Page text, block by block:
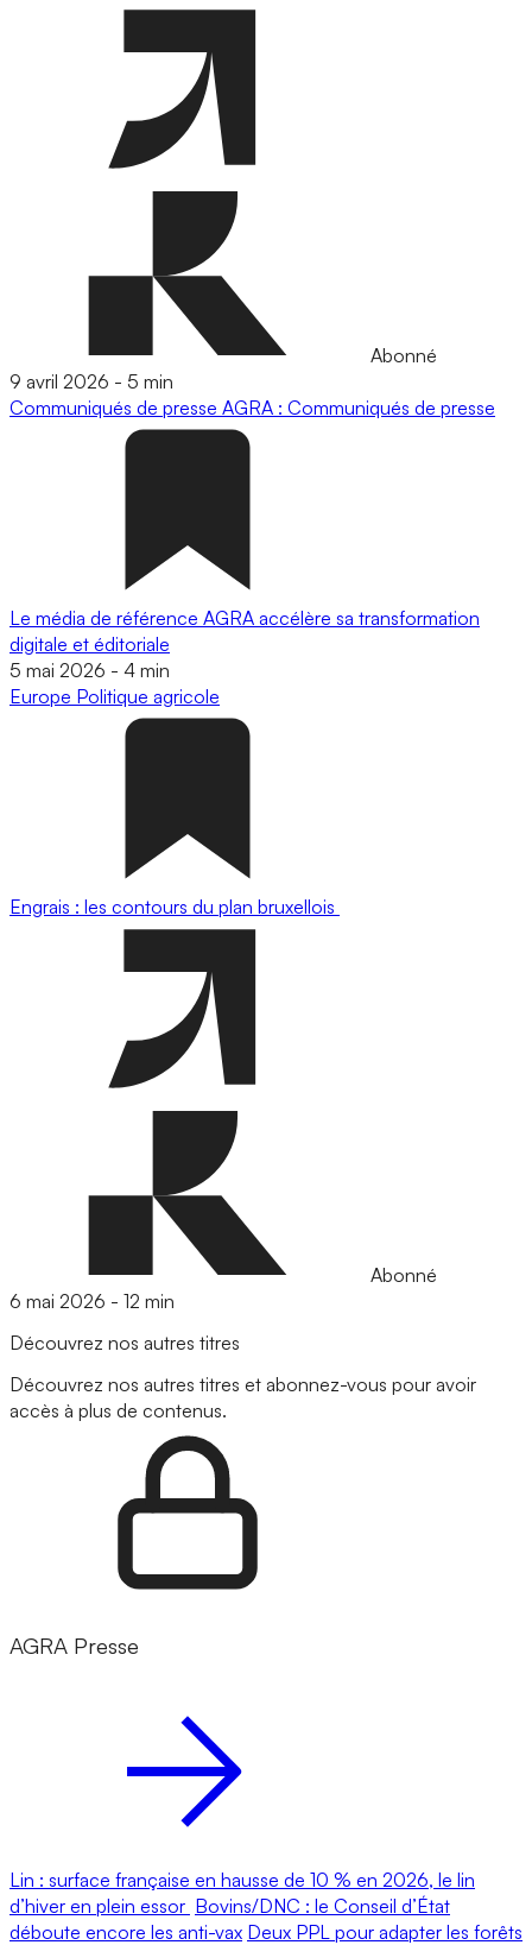
Abonné
9 avril 2026 - 5 min
Communiqués de presse AGRA : Communiqués de presse
Le média de référence AGRA accélère sa transformation
digitale et éditoriale
5 mai 2026 - 4 min
Europe Politique agricole
Engrais : les contours du plan bruxellois
Abonné
6 mai 2026 - 12 min
Découvrez nos autres titres
Découvrez nos autres titres et abonnez-vous pour avoir
accès à plus de contenus.
AGRA Presse
Lin : surface française en hausse de 10 % en 2026, le lin
d’hiver en plein essor Bovins/DNC : le Conseil d’État
déboute encore les anti-vax Deux PPL pour adapter les forêts